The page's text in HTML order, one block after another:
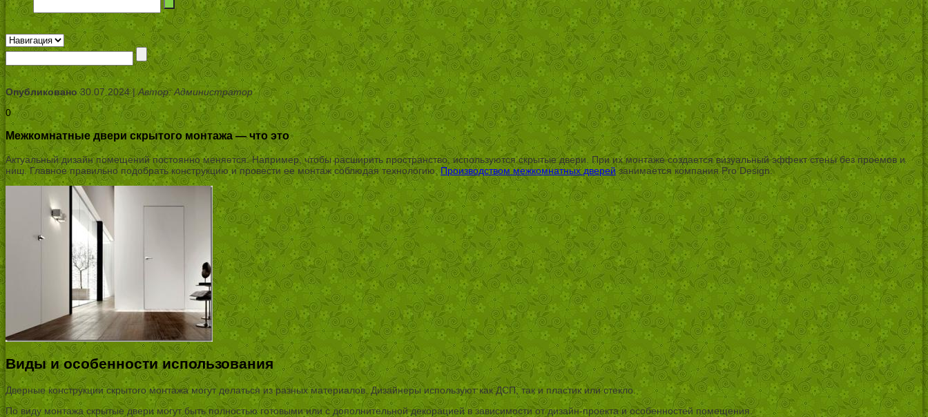
Опубликовано30.07.2024 |Автор: Администратор
0
Межкомнатные двери скрытого монтажа — что это
Актуальный дизайн помещений постоянно меняется. Например, чтобы расширить пространство, используются скрытые двери. При их монтаже создается визуальный эффект стены без проемов и
ниш. Главное правильно подобрать конструкцию и провести ее монтаж соблюдая технологию. Производством межкомнатных дверейзанимается компания Pro Design.
Виды и особенности использования
Дверные конструкции скрытого монтажа могут делаться из разных материалов. Дизайнеры используют как ДСП, так и пластик или стекло.
По виду монтажа скрытые двери могут быть полностью готовыми или с дополнительной декорацией в зависимости от дизайн-проекта и особенностей помещения.